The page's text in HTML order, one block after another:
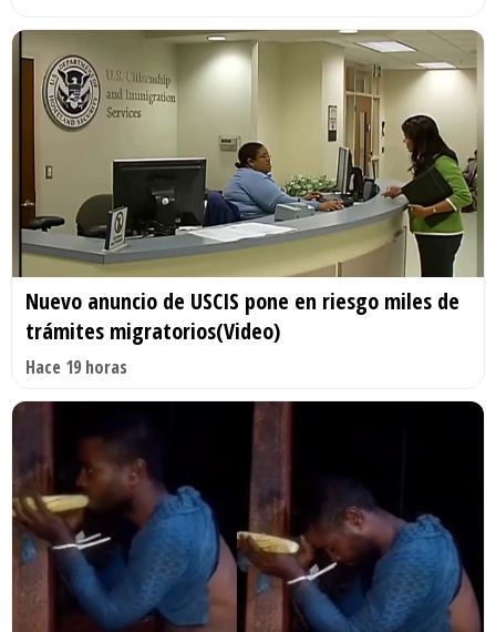
Nuevo anuncio de USCIS pone en riesgo miles de
trámites migratorios(Video)
Hace 19 horas